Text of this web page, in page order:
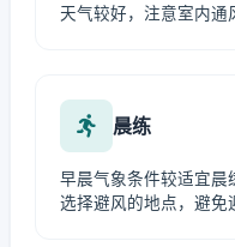
天气较好，注意室内通
晨练
早晨气象条件较适宜晨
选择避风的地点，避免